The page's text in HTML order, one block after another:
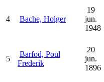
4 Bache, Holger
19
jun.
1948
5
Barfod, Poul
Frederik
20
jun.
1896